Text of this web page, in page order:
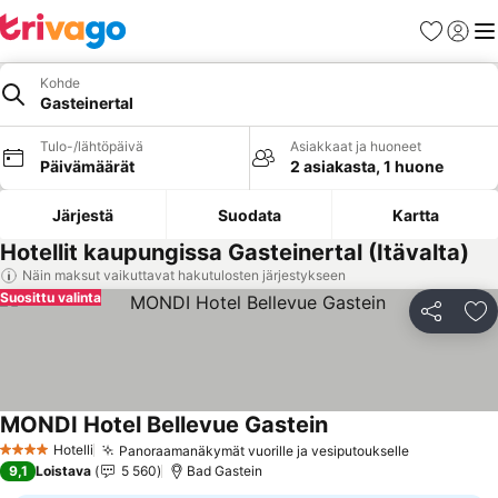
Suosikit
Kohde
Gasteinertal
Tulo-/lähtöpäivä
Päivämäärät
Asiakkaat ja huoneet
2 asiakasta, 1 huone
Järjestä Suodata Kartta
Hotellit kaupungissa Gasteinertal (Itävalta)
Näin maksut vaikuttavat hakutulosten järjestykseen
Jaa
Suosittu valinta
4 Tähtiluokitus
Hotelli Panoraamanäkymät vuorille ja vesiputoukselleKatso
MONDI Hotel Bellevue GasteinKatso hinnat
9,1 Loistava 5 560 Bad Gastein